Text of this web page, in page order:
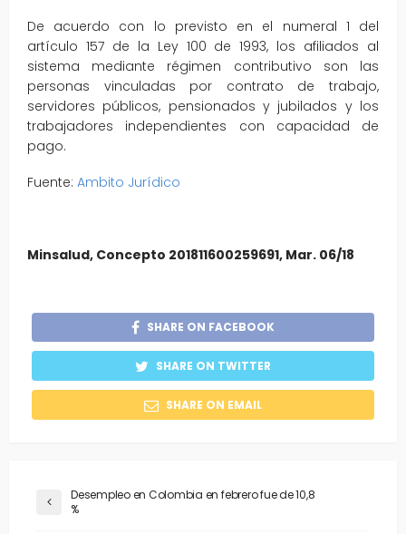
De acuerdo con lo previsto en el numeral 1 del
artículo 157 de la Ley 100 de 1993, los afiliados al
sistema mediante régimen contributivo son las
personas vinculadas por contrato de trabajo,
servidores públicos, pensionados y jubilados y los
trabajadores independientes con capacidad de
pago.
Fuente: Ambito Jurídico
Minsalud, Concepto 201811600259691, Mar. 06/18
SHARE ON FACEBOOK
SHARE ON TWITTER
SHARE ON EMAIL
Desempleo en Colombia en febrero fue de 10,8
%